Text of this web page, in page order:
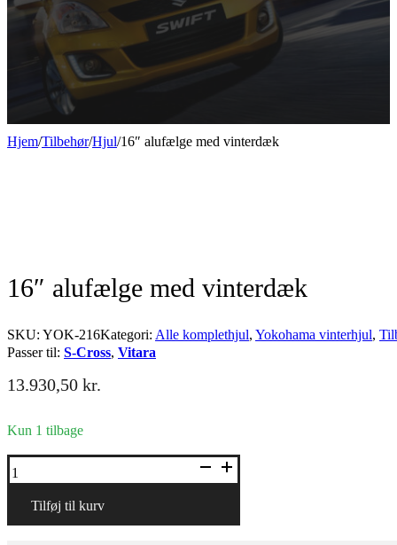
Hjem/Tilbehør/Hjul/16″ alufælge med vinterdæk
16″ alufælge med vinterdæk
SKU: YOK-216Kategori: Alle komplethjul, Yokohama vinterhjul,
Passer til: S-Cross, Vitara
13.930,50 kr.
Kun 1 tilbage
16"
alufælge
vinterdæk
Tilføj til kurv